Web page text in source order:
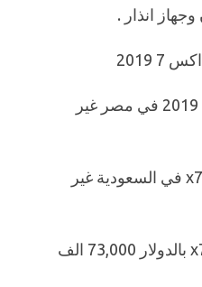
انذار .
2019
تأتى أسعار سيارات اكس 7 2019 في مصر غير
كما يأتي سعر سيارة x7 2019 في السعودية غير
اما أسعار السيارات x7 2019 بالدولار 73,000 الف